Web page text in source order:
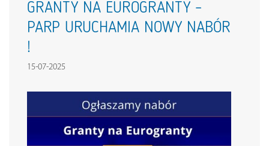
GRANTY NA EUROGRANTY –
PARP URUCHAMIA NOWY NABÓR
!
15-07-2025